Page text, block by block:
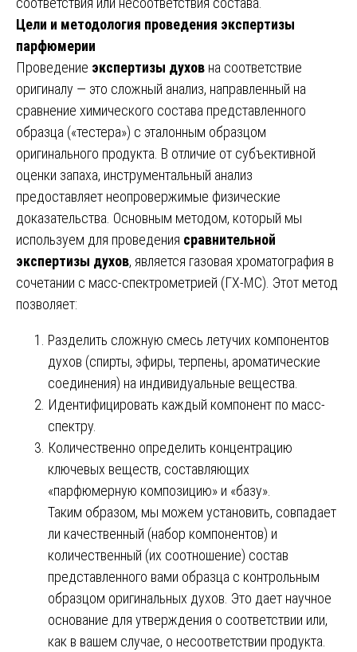
Цели и методология проведения экспертизы
парфюмерии
Проведение экспертизы духов на соответствие
оригиналу — это сложный анализ, направленный на
сравнение химического состава представленного
образца («тестера») с эталонным образцом
оригинального продукта. В отличие от субъективной
оценки запаха, инструментальный анализ
предоставляет неопровержимые физические
доказательства. Основным методом, который мы
используем для проведения сравнительной
экспертизы духов, является газовая хроматография в
сочетании с масс-спектрометрией (ГХ-МС). Этот метод
позволяет:
Разделить сложную смесь летучих компонентов
духов (спирты, эфиры, терпены, ароматические
соединения) на индивидуальные вещества.
Идентифицировать каждый компонент по масс-
спектру.
Количественно определить концентрацию
ключевых веществ, составляющих
«парфюмерную композицию» и «базу».
Таким образом, мы можем установить, совпадает
ли качественный (набор компонентов) и
количественный (их соотношение) состав
представленного вами образца с контрольным
образцом оригинальных духов. Это дает научное
основание для утверждения о соответствии или,
как в вашем случае, о несоответствии продукта.